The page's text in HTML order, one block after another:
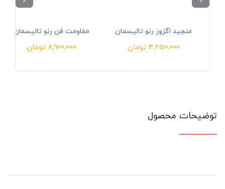
منجید اگزوز رنو تالیسمان
4,250,000 تومان
مقاومت فن رنو تالیسمان
8,900,000 تومان
توضیحات محصول